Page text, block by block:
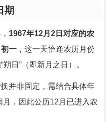
期
1967年12月2日对应的农
一，这一天恰逢农历月份
日”（即新月之日）。
并非固定，需结合具体年
，因此公历12月已进入农